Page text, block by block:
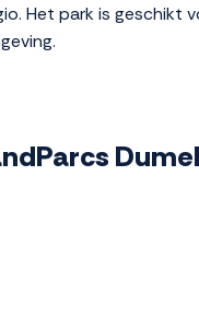
Het park is
Dumel